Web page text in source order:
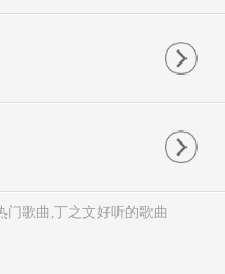
门歌曲,丁之文好听的歌曲